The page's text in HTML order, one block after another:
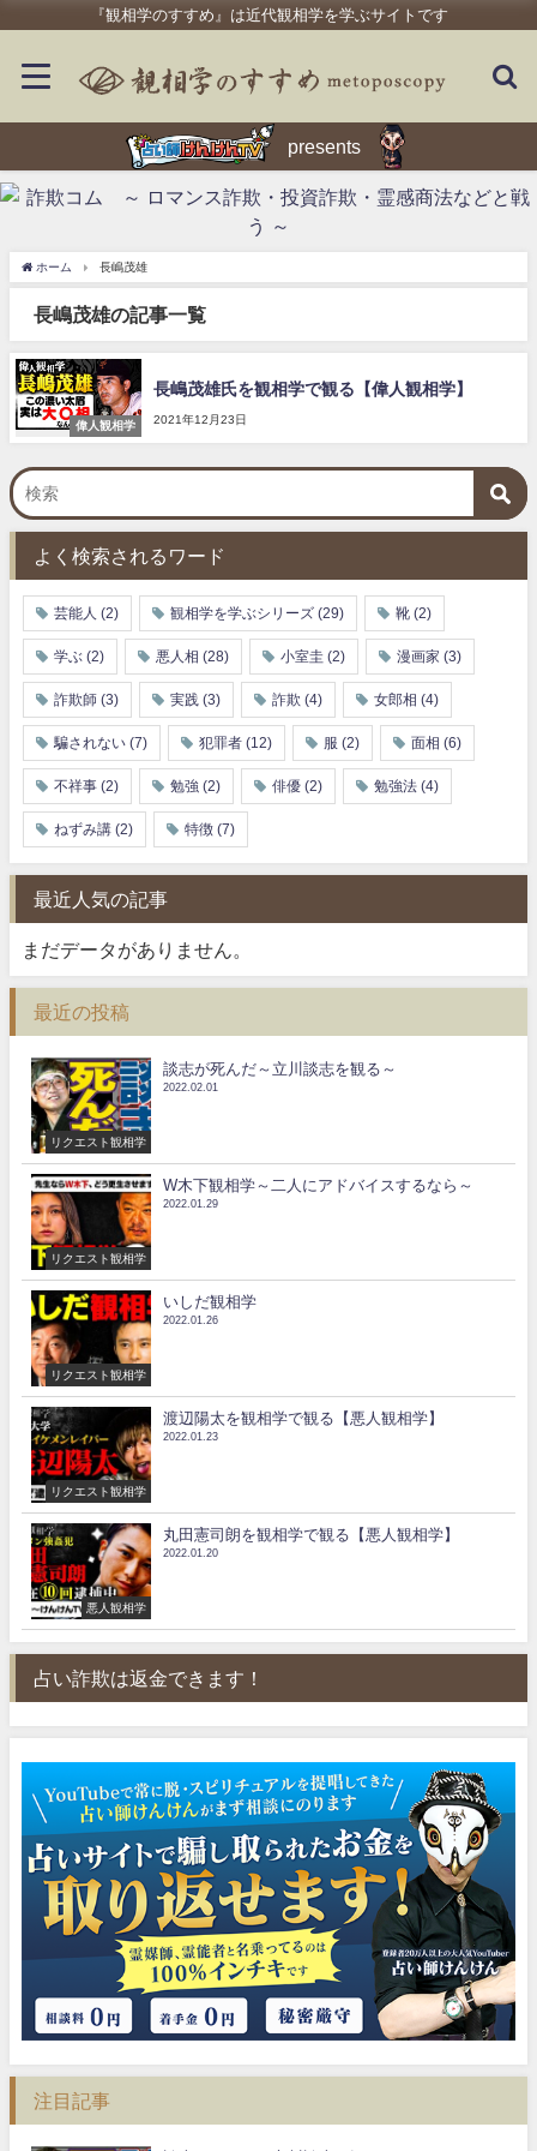
『観相学のすすめ』は近代観相学を学ぶサイトです
presents
ホーム 長嶋茂雄
長嶋茂雄の記事一覧
偉人観相学
長嶋茂雄氏を観相学で観る【偉人観相学】
2021年12月23日
よく検索されるワード
芸能人 (2) 観相学を学ぶシリーズ (29) 靴 (2)
学ぶ (2) 悪人相 (28) 小室圭 (2) 漫画家 (3)
詐欺師 (3) 実践 (3) 詐欺 (4) 女郎相 (4)
騙されない (7) 犯罪者 (12) 服 (2) 面相 (6)
不祥事 (2) 勉強 (2) 俳優 (2) 勉強法 (4)
ねずみ講 (2) 特徴 (7)
最近人気の記事
まだデータがありません。
最近の投稿
リクエスト観相学
談志が死んだ～立川談志を観る～
2022.02.01
リクエスト観相学
W木下観相学～二人にアドバイスするなら～
2022.01.29
リクエスト観相学
いしだ観相学
2022.01.26
リクエスト観相学
渡辺陽太を観相学で観る【悪人観相学】
2022.01.23
悪人観相学
丸田憲司朗を観相学で観る【悪人観相学】
2022.01.20
占い詐欺は返金できます！
注目記事